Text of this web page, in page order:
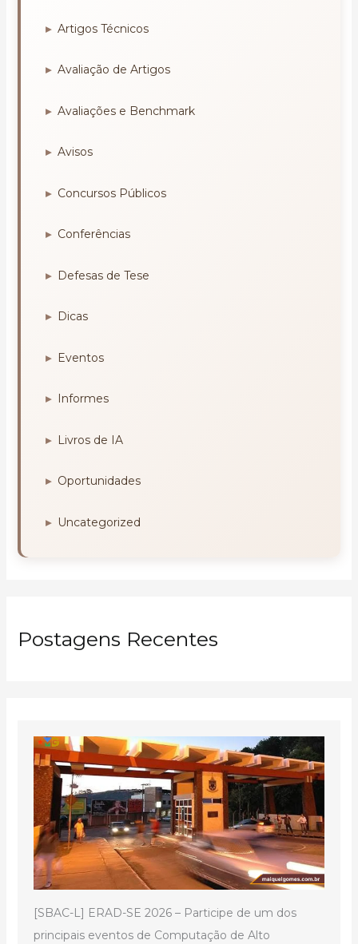
Artigos Técnicos
Avaliação de Artigos
Avaliações e Benchmark
Avisos
Concursos Públicos
Conferências
Defesas de Tese
Dicas
Eventos
Informes
Livros de IA
Oportunidades
Uncategorized
Postagens Recentes
[SBAC-L] ERAD-SE 2026 – Participe de um dos
principais eventos de Computação de Alto